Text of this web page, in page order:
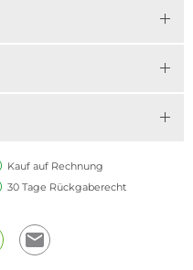
Kauf auf Rechnung
30 Tage Rückgaberecht